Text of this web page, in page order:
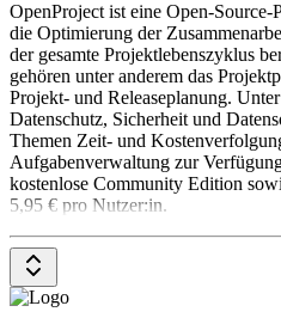
OpenProject ist eine Open-
die Optimierung der
der gesamte Projektlebenszyklus
gehören unter anderem das
Projekt- und Releaseplanung.
Datenschutz, Sicherheit und
Themen Zeit- und
Aufgabenverwaltung zur
kostenlose Community Edition
5,95 € pro Nutzer:in.